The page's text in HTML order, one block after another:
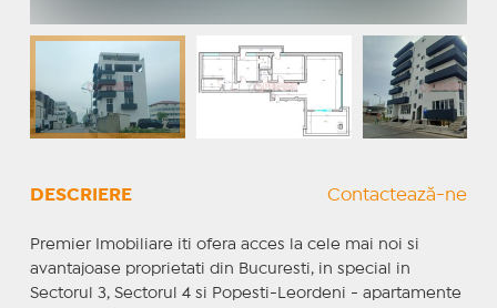
DESCRIERE Contactează-ne
Premier Imobiliare iti ofera acces la cele mai noi si
avantajoase proprietati din Bucuresti, in special in
Sectorul 3, Sectorul 4 si Popesti-Leordeni - apartamente